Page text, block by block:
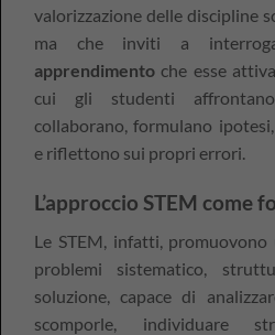
valorizzazione delle discipline
ma che inviti a
apprendimento che esse
cui gli studenti affrontano
collaborano, formulano
e riflettono sui propri errori.
L’approccio STEM come
Le STEM, infatti,
problemi sistematico,
soluzione, capace di
scomporle, individuare